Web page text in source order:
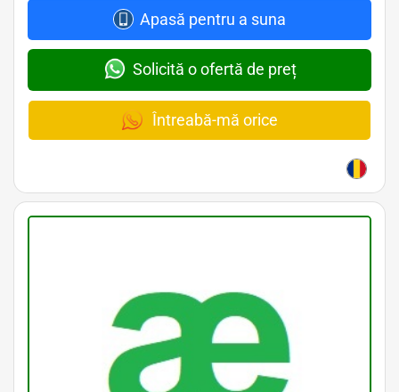
Apasă pentru a suna
Solicită o ofertă de preț
Întreabă-mă orice